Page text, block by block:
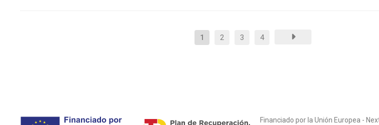
1 2 3 4
Financiado por la Unión Europea -